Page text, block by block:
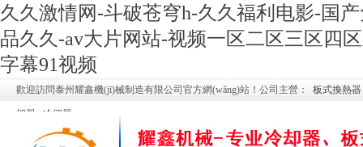
久久激情网-斗破苍穹h-久久福利电影-国
品久久-av大片网站-视频一区二区三区四
字幕91视频
歡迎訪問泰州耀鑫機(jī)械制造有限公司官方網(wǎng)站！公司主營： 板式換熱器
卻器 冷卻器